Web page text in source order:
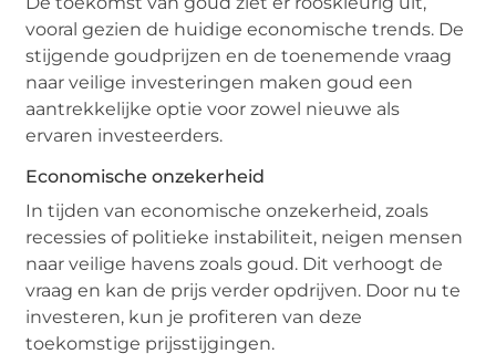
vooral gezien de huidige economische trends. De
stijgende goudprijzen en de toenemende vraag
naar veilige investeringen maken goud een
aantrekkelijke optie voor zowel nieuwe als
ervaren investeerders.
Economische onzekerheid
In tijden van economische onzekerheid, zoals
recessies of politieke instabiliteit, neigen mensen
naar veilige havens zoals goud. Dit verhoogt de
vraag en kan de prijs verder opdrijven. Door nu te
investeren, kun je profiteren van deze
toekomstige prijsstijgingen.